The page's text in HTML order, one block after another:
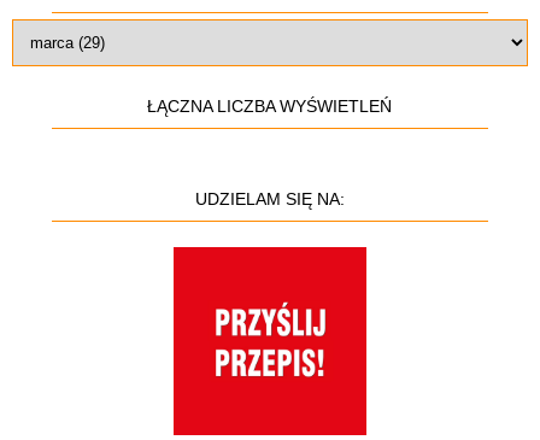
ŁĄCZNA LICZBA WYŚWIETLEŃ
UDZIELAM SIĘ NA: